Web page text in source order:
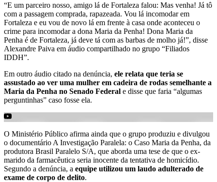
“E um parceiro nosso, amigo lá de Fortaleza falou: Mas venha! Já tô
com a passagem comprada, rapazeada. Vou lá incomodar em
Fortaleza e eu vou de novo lá em frente à casa onde aconteceu o
crime para incomodar a dona Maria da Penha! Dona Maria da
Penha é de Fortaleza, já deve tá com as barbas de molho já!”, disse
Alexandre Paiva em áudio compartilhado no grupo “Filiados
IDDH”.
Em outro áudio citado na denúncia, ele relata que teria se
assustado ao ver uma mulher em cadeira de rodas semelhante a
Maria da Penha no Senado Federal e disse que faria “algumas
perguntinhas” caso fosse ela.
O Ministério Público afirma ainda que o grupo produziu e divulgou
o documentário A Investigação Paralela: o Caso Maria da Penha, da
produtora Brasil Paralelo S/A, que aborda uma tese de que o ex-
marido da farmacêutica seria inocente da tentativa de homicídio.
Segundo a denúncia, a equipe utilizou um laudo adulterado de
exame de corpo de delito.